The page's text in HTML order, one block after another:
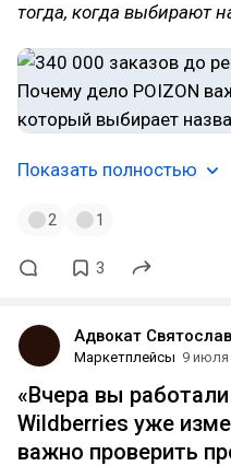
тогда, когда выбирают
Показать полностью
2 1
3
Адвокат
Маркетплейсы 9 июля
«Вчера вы
Wildberries уже
важно проверить